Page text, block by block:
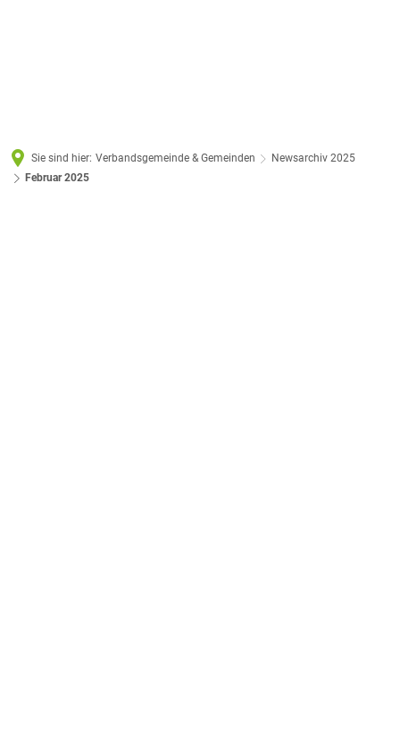
Sie sind hier: Verbandsgemeinde & Gemeinden
Newsarchiv 2025
Februar 2025